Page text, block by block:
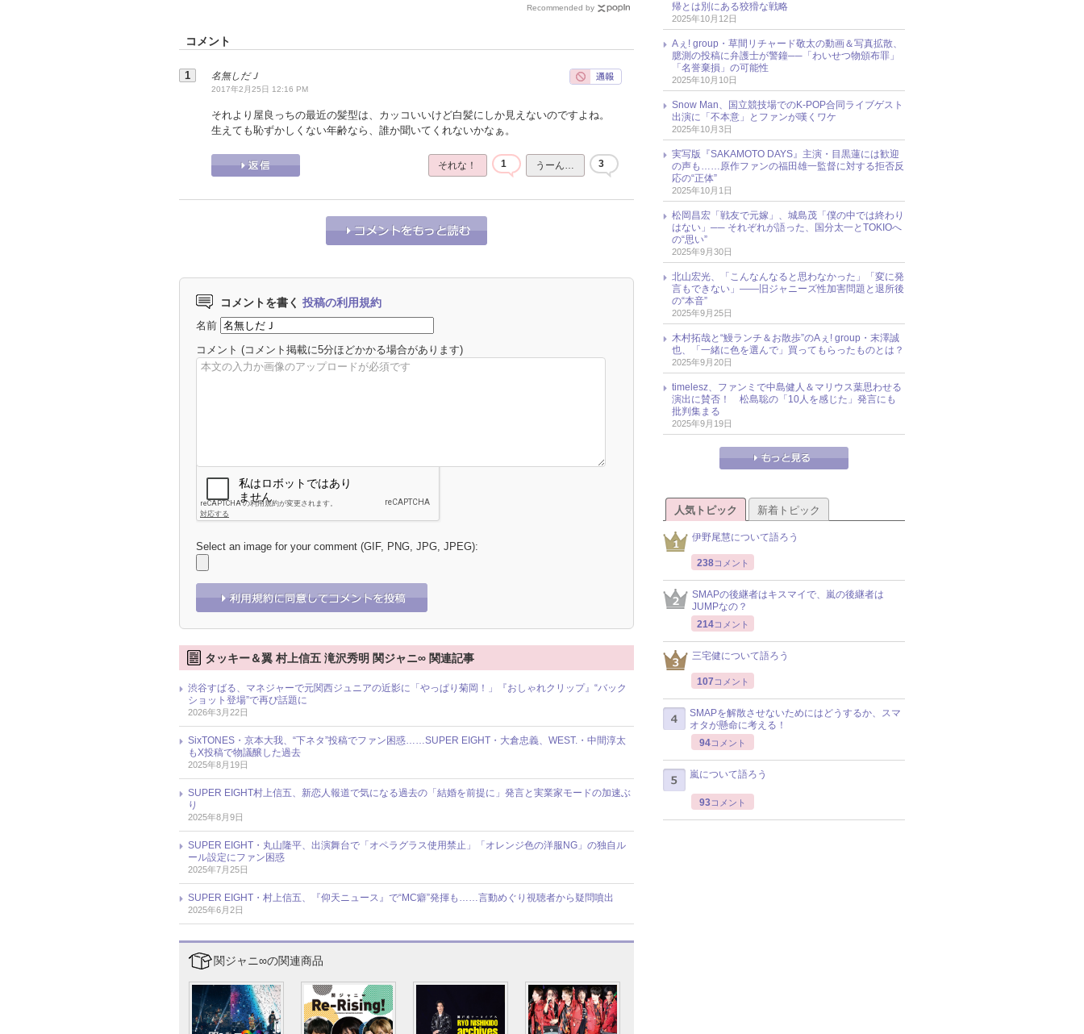
Recommended by
コメント
名無しだＪ
2017年2月25日 12:16 PM
それより屋良っちの最近の髪型は、カッコいいけど白髪にしか見えないのですよね。
生えても恥ずかしくない年齢なら、誰か聞いてくれないかなぁ。
それな！ 1 うーん… 3
コメントを書く 投稿の利用規約
名前
コメント (コメント掲載に5分ほどかかる場合があります)
Select an image for your comment (GIF, PNG, JPG, JPEG):
タッキー＆翼 村上信五 滝沢秀明 関ジャニ∞ 関連記事
渋谷すばる、マネジャーで元関西ジュニアの近影に「やっぱり菊岡！」『おしゃれクリップ』“バック
ショット登場”で再び話題に
2026年3月22日
SixTONES・京本大我、“下ネタ”投稿でファン困惑……SUPER EIGHT・大倉忠義、WEST.・中間淳太
もX投稿で物議醸した過去
2025年8月19日
SUPER EIGHT村上信五、新恋人報道で気になる過去の「結婚を前提に」発言と実業家モードの加速ぶ
り
2025年8月9日
SUPER EIGHT・丸山隆平、出演舞台で「オペラグラス使用禁止」「オレンジ色の洋服NG」の独自ル
ール設定にファン困惑
2025年7月25日
SUPER EIGHT・村上信五、『仰天ニュース』で“MC癖”発揮も……言動めぐり視聴者から疑問噴出
2025年6月2日
関ジャニ∞の関連商品
帰とは別にある狡猾な戦略
2025年10月12日
Aぇ! group・草間リチャード敬太の動画＆写真拡散、
臆測の投稿に弁護士が警鐘──「わいせつ物頒布罪」
「名誉棄損」の可能性
2025年10月10日
Snow Man、国立競技場でのK-POP合同ライブゲスト
出演に「不本意」とファンが嘆くワケ
2025年10月3日
実写版『SAKAMOTO DAYS』主演・目黒蓮には歓迎
の声も……原作ファンの福田雄一監督に対する拒否反
応の“正体”
2025年10月1日
松岡昌宏「戦友で元嫁」、城島茂「僕の中では終わり
はない」── それぞれが語った、国分太一とTOKIOへ
の“思い”
2025年9月30日
北山宏光、「こんなんなると思わなかった」「変に発
言もできない」――旧ジャニーズ性加害問題と退所後
の“本音”
2025年9月25日
木村拓哉と“鰻ランチ＆お散歩”のAぇ! group・末澤誠
也、「一緒に色を選んで」買ってもらったものとは？
2025年9月20日
timelesz、ファンミで中島健人＆マリウス葉思わせる
演出に賛否！ 松島聡の「10人を感じた」発言にも
批判集まる
2025年9月19日
人気トピック 新着トピック
伊野尾慧について語ろう
238コメント
SMAPの後継者はキスマイで、嵐の後継者は
JUMPなの？
214コメント
三宅健について語ろう
107 コメント
SMAPを解散させないためにはどうするか、スマ
オタが懸命に考える！
94コメント
嵐について語ろう
93コメント